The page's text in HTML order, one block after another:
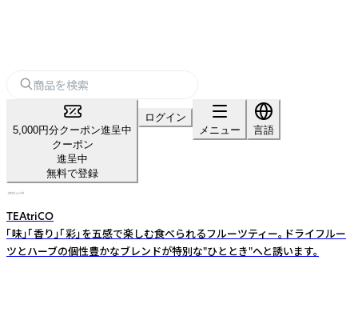
5,000円分クーポン進呈中
クーポン
進呈中
無料で登録
ログイン
メニュー
言語
TEAtriCO
「味」「香り」「彩」を五感で楽しむ食べられるフルーツティー。ドライフルー
ツとハーブの個性豊かなブレンドが特別な"ひととき"へと誘います。